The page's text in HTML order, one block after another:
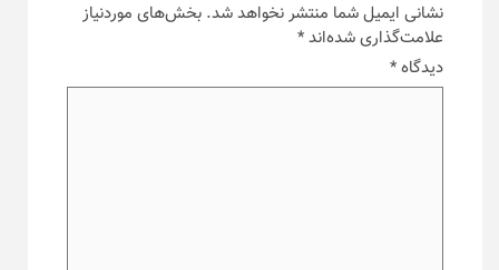
نشانی ایمیل شما منتشر نخواهد شد. بخش‌های موردنیاز
علامت‌گذاری شده‌اند*
دیدگاه*